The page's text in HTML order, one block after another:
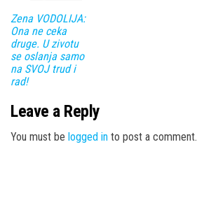
Zena VODOLIJA:
Ona ne ceka
druge. U zivotu
se oslanja samo
na SVOJ trud i
rad!
Leave a Reply
You must be logged in to post a comment.